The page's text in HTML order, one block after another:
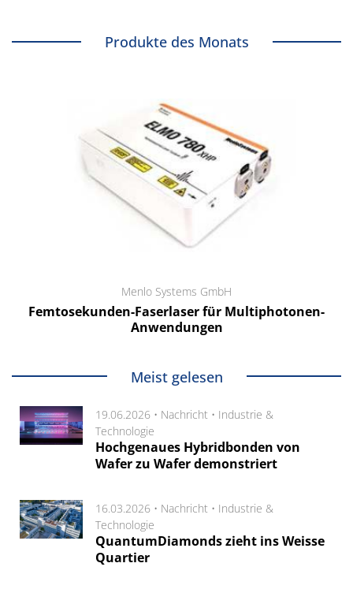
Produkte des Monats
Menlo Systems GmbH
Femtosekunden-Faserlaser für Multiphotonen-
Anwendungen
Meist gelesen
19.06.2026 • Nachricht • Industrie &
Technologie
Hochgenaues Hybridbonden von
Wafer zu Wafer demonstriert
16.03.2026 • Nachricht • Industrie &
Technologie
QuantumDiamonds zieht ins Weisse
Quartier